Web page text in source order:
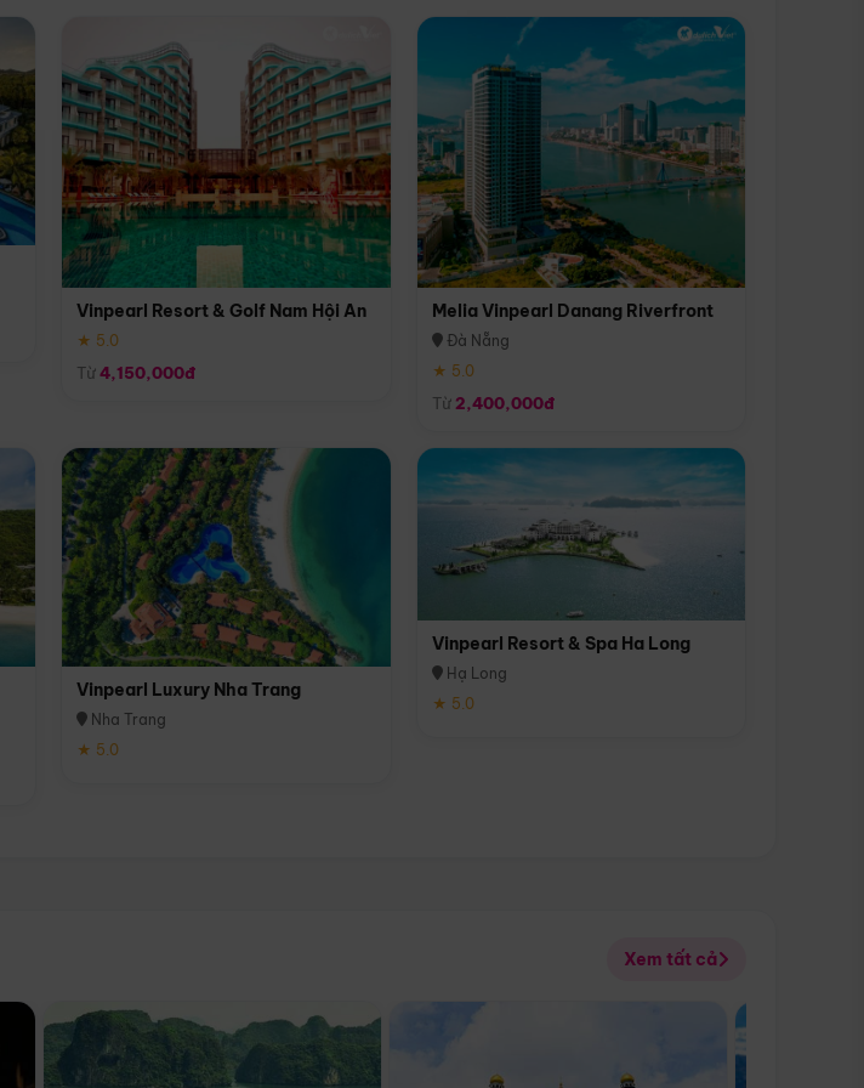
Vinpearl Resort & Golf Nam Hội An
★ 5.0
Từ4,150,000đ
Melia Vinpearl Danang Riverfront
Đà Nẵng
★ 5.0
Từ 2,400,000đ
Vinpearl Luxury Nha Trang
Nha Trang
★ 5.0
Vinpearl Resort & Spa Ha Long
Hạ Long
★ 5.0
Xem tất cả